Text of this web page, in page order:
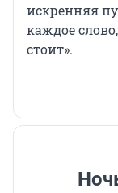
искренняя
каждое
стоит».